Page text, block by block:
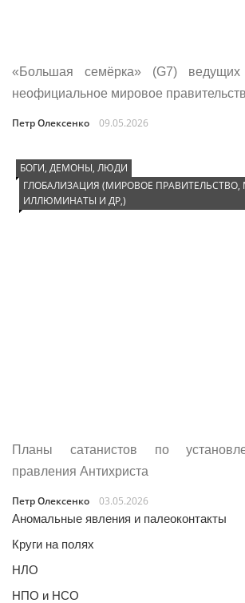
«Большая семёрка» (G7) ведущих
неофициальное мировое
Петр Олексенко 09.05.2026
БОГИ, ДЕМОНЫ, ЛЮДИ
ГЛОБАЛИЗАЦИЯ (МИРОВОЕ
ИЛЛЮМИНАТЫ И ДР,)
Планы сатанистов по
правления Антихриста
Петр Олексенко
03.05.2026
Аномальные явления и палеоконтакты
Круги на полях
НЛО
НПО и НСО